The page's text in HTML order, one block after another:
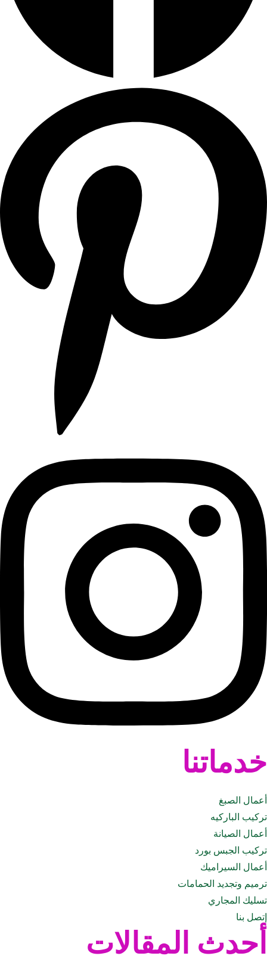
خدماتنا
أعمال الصبغ
تركيب الباركيه
أعمال الصيانة
تركيب الجبس بورد
أعمال السيراميك
ترميم وتجديد الحمامات
تسليك المجاري
إتصل بنا
أحدث المقالات